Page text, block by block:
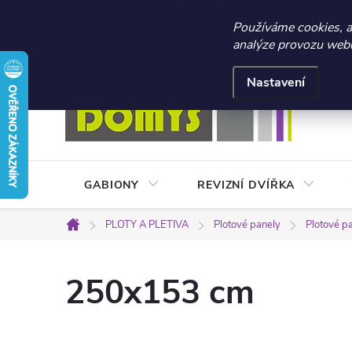
☀️ LETNÍ AKCE
Používáme cookies,
analýze provozu
Nastavení
Přejít
na
obsah
Obchodní podmínky
GABIONY REVIZNÍ DVÍŘKA
Domů
PLOTY A PLETIVA Plotové panely Plotové
250x153 cm